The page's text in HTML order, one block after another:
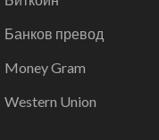
Банков превод
Money Gram
Western Union